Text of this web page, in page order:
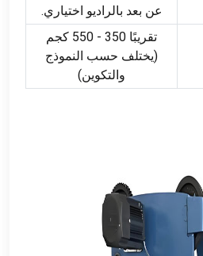
عن بعد بالراديو اختياري.
تقريبًا 350 - 550 كجم
(يختلف حسب النموذج
والتكوين)